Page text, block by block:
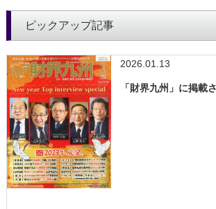
ピックアップ記事
2026.01.13
「財界九州」に掲載